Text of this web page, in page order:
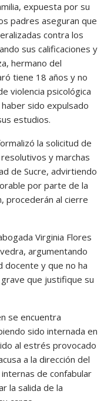
expuesta por su
padres aseguran que
contra los
sus calificaciones y
hermano del
tiene 18 años y no
violencia psicológica
sido expulsado
estudios.
la solicitud de
y marchas
de Sucre, advirtiendo
por parte de la
procederán al cierre
Virginia Flores
argumentando
docente y que no ha
que justifique su
se encuentra
sido internada en
al estrés provocado
a la dirección del
de confabular
la salida de la